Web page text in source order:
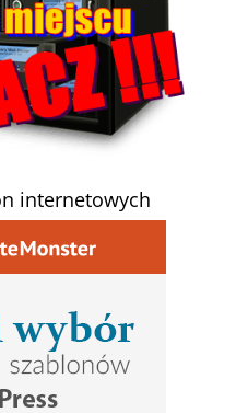
internetowych